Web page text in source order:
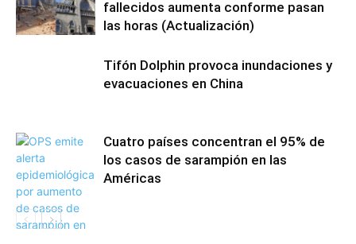
fallecidos aumenta conforme pasan
las horas (Actualización)
Tifón Dolphin provoca inundaciones y
evacuaciones en China
Cuatro países concentran el 95% de
los casos de sarampión en las
Américas